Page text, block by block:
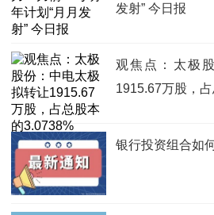
发射” 今日报
观焦点：太极
1915.67万股，
银行投资组合如